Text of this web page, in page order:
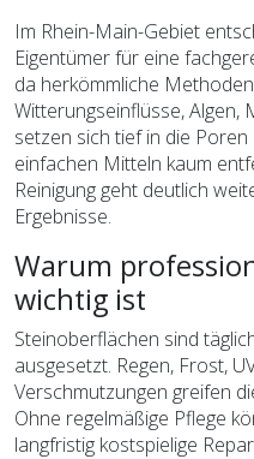
Im Rhein-Main-Gebiet
Eigentümer für eine
da herkömmliche
Witterungseinflüsse, Algen,
setzen sich tief in die
einfachen Mitteln kaum
Reinigung geht deutlich
Ergebnisse.
Warum
wichtig ist
Steinoberflächen sind
ausgesetzt. Regen, Frost,
Verschmutzungen greifen
Ohne regelmäßige Pflege
langfristig kostspielige